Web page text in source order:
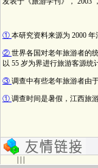
① 本研究资料来源为 2000 年
② 世界各国对老年旅游者的
以 55 岁为界进行旅游客源统
③ 调查中有些老年旅游者由
① 调查时间是暑假，江西旅